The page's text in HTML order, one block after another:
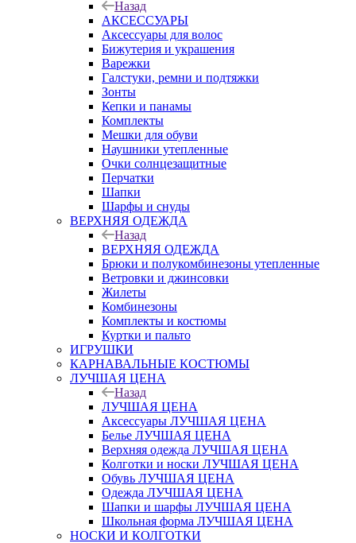
Назад
АКСЕССУАРЫ
Аксессуары для волос
Бижутерия и украшения
Варежки
Галстуки, ремни и подтяжки
Зонты
Кепки и панамы
Комплекты
Мешки для обуви
Наушники утепленные
Очки солнцезащитные
Перчатки
Шапки
Шарфы и снуды
ВЕРХНЯЯ ОДЕЖДА
Назад
ВЕРХНЯЯ ОДЕЖДА
Брюки и полукомбинезоны утепленные
Ветровки и джинсовки
Жилеты
Комбинезоны
Комплекты и костюмы
Куртки и пальто
ИГРУШКИ
КАРНАВАЛЬНЫЕ КОСТЮМЫ
ЛУЧШАЯ ЦЕНА
Назад
ЛУЧШАЯ ЦЕНА
Аксессуары ЛУЧШАЯ ЦЕНА
Белье ЛУЧШАЯ ЦЕНА
Верхняя одежда ЛУЧШАЯ ЦЕНА
Колготки и носки ЛУЧШАЯ ЦЕНА
Обувь ЛУЧШАЯ ЦЕНА
Одежда ЛУЧШАЯ ЦЕНА
Шапки и шарфы ЛУЧШАЯ ЦЕНА
Школьная форма ЛУЧШАЯ ЦЕНА
НОСКИ И КОЛГОТКИ